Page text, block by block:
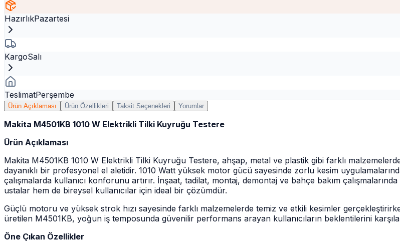
HazırlıkPazartesi
KargoSalı
TeslimatPerşembe
Ürün Açıklaması Ürün Özellikleri Taksit Seçenekleri Yorumlar
Makita M4501KB 1010 W Elektrikli Tilki Kuyruğu Testere
Ürün Açıklaması
Makita M4501KB 1010 W Elektrikli Tilki Kuyruğu Testere, ahşap, metal ve plastik gibi farklı
dayanıklı bir profesyonel el aletidir. 1010 Watt yüksek motor gücü sayesinde zorlu kesim
çalışmalarda kullanıcı konforunu artırır. İnşaat, tadilat, montaj, demontaj ve bahçe bakım
ustalar hem de bireysel kullanıcılar için ideal bir çözümdür.
Güçlü motoru ve yüksek strok hızı sayesinde farklı malzemelerde temiz ve etkili kesimler
üretilen M4501KB, yoğun iş temposunda güvenilir performans arayan kullanıcıların beklentilerini
Öne Çıkan Özellikler